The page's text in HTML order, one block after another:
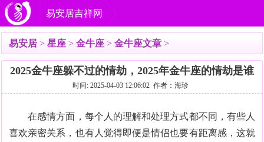
易安居吉祥网
易安居 > 星座 > 金牛座 > 金牛座文章 >
2025金牛座躲不过的情劫，2025年金牛座的情劫是谁
时间: 2025-04-03 12:06:02 作者：海珍
在感情方面，每个人的理解和处理方式都不同，有些人
喜欢亲密关系，也有人觉得即便是情侣也要有距离感，这就